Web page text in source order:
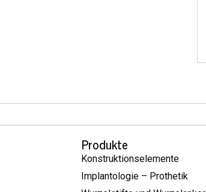
Produkte
Konstruktionselemente
Implantologie – Prothetik